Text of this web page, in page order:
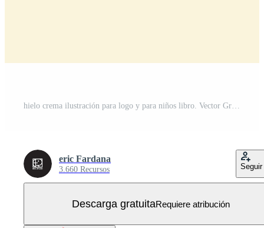
hielo crema ilustración para logo y para niños libro. Vector Gratis
eric Fardana
3.660 Recursos Seguir
Descarga gratuitaRequiere atribución